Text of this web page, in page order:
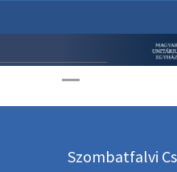
Szombatfalvi